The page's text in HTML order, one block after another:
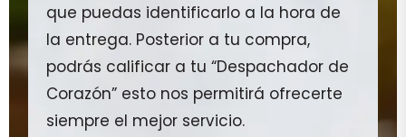
que puedas identificarlo a la hora de
la entrega. Posterior a tu compra,
podrás calificar a tu “Despachador de
Corazón” esto nos permitirá ofrecerte
siempre el mejor servicio.